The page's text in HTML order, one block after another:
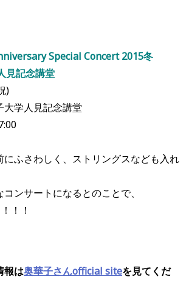
Special Concert 2015冬
見記念講堂
)
大学人見記念講堂
にふさわしく、ストリングスなども入れ
ンサートになるとのことで、
！！
報は奥華子さんofficial siteを見てくだ